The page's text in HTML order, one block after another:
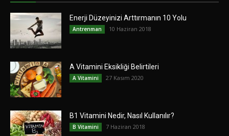
Enerji Düzeyinizi Arttırmanın 10 Yolu
Antrenman 10 Haziran 2018
A Vitamini Eksikliği Belirtileri
A Vitamini 27 Kasım 2020
B1 Vitamini Nedir, Nasıl Kullanılır?
B Vitamini 7 Haziran 2018